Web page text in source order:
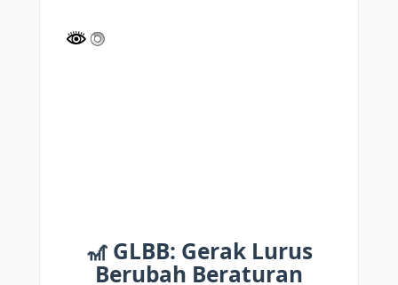
🎢 GLBB: Gerak Lurus
Berubah Beraturan